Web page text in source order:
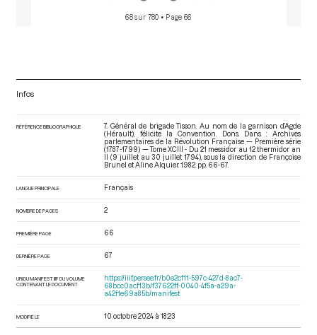
68 sur 780 • Page 66
Infos
RÉFÉRENCE BIBLIOGRAPHIQUE
7. Général de brigade Tisson. Au nom de la garnison d’Agde
(Hérault), félicite la Convention. Dons. Dans : Archives
parlementaires de la Révolution Française — Première série
(1787-1799) — Tome XCIII - Du 21 messidor au 12 thermidor an
II (9 juillet au 30 juillet 1794), sous la direction de Françoise
Brunel et Aline Alquier. 1982. pp. 66-67.
LANGUE PRINCIPALE Français
NOMBRE DE PAGES 2
PREMIÈRE PAGE 66
DERNIÈRE PAGE 67
URI DU MANIFEST IIIF DU VOLUME
CONTENANT LE DOCUMENT
https://iiif.persee.fr/b0e2cf11-597c-427d-8ac7-
68bcc0acf13b/f37622ff-0040-4f5a-a29a-
a42f1e69a85b/manifest
MODIFIÉ LE 10 octobre 2024 à 18:23